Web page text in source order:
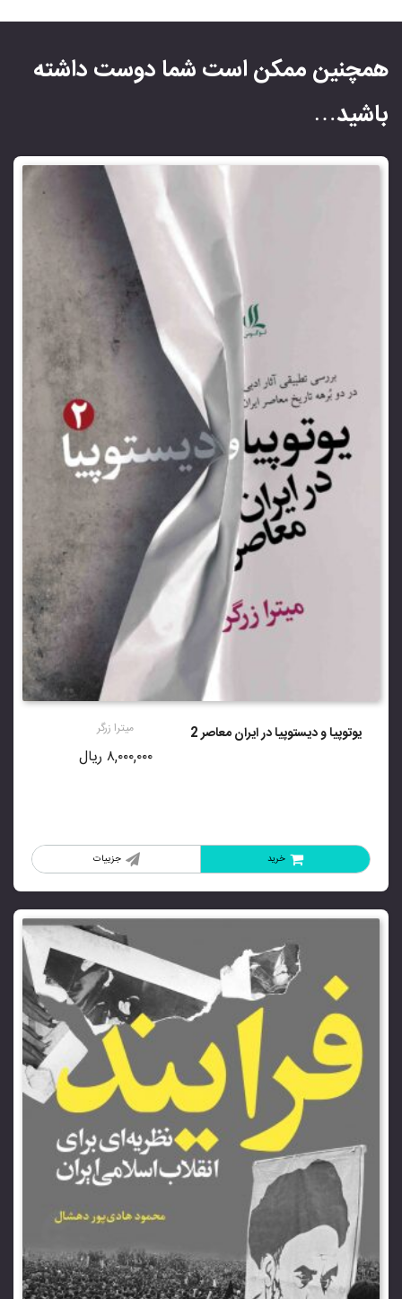
همچنین ممکن است شما دوست داشته
باشید…
یوتوپیا و دیستوپیا در ایران معاصر 2 میترا زرگر
۸,۰۰۰,۰۰۰ ریال
جزییات خرید